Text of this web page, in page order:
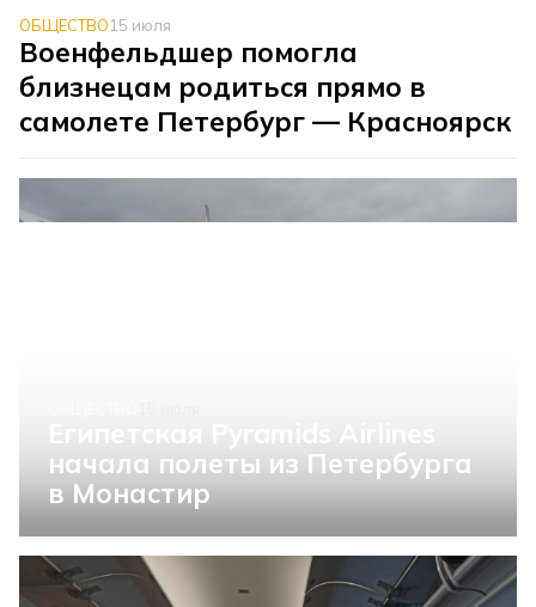
ОБЩЕСТВО15 июля
Военфельдшер помогла
близнецам родиться прямо в
самолете Петербург — Красноярск
начала полеты из Петербурга
в Монастир